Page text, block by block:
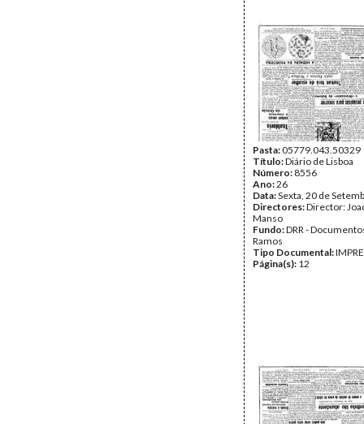
Pasta:05779.043.50329
Título:Diário de Lisboa
Número: 8556
Ano:26
Data:Sexta, 20 de
Directores:Director:
Manso
Fundo:DRR -
Ramos
Tipo Documental:
Página(s): 12